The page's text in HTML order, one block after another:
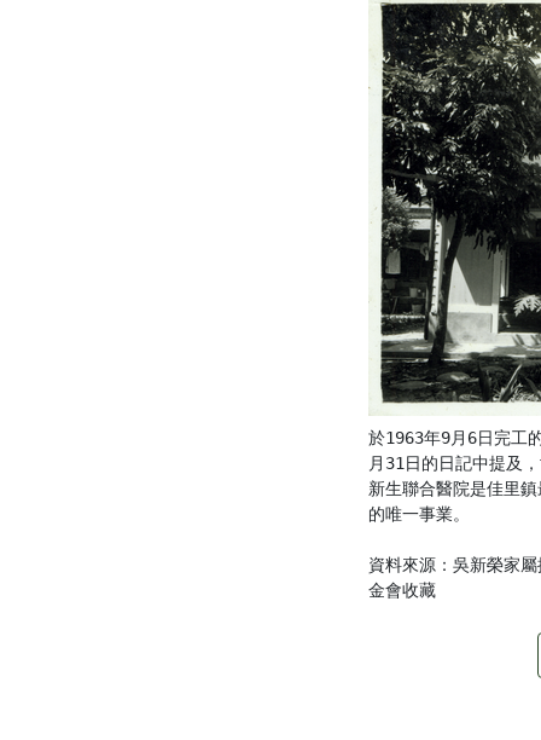
於1963年9月6日完工
月31日的日記中提及
新生聯合醫院是佳里
的唯一事業。
資料來源：吳新榮家
金會收藏